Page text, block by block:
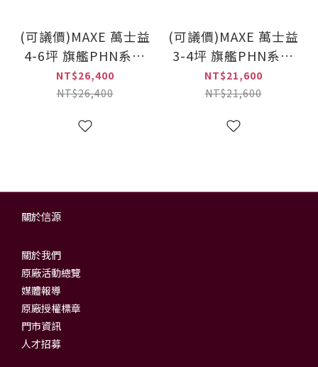
(可議價)MAXE 萬士益
4-6坪 旗艦PHN系列
變頻(冷暖)一對一冷氣
(MAS-36PHN32+RA-
NT$26,400
NT$26,400
(可議價)MAXE 萬士益
3-4坪 旗艦PHN系列
變頻(冷暖)一對一冷氣
(MAS-28PHN32+RA-
NT$21,600
NT$21,600
關於信源
關於我們
原廠活動總覽
媒體報導
原廠授權標章
門市資訊
人才招募